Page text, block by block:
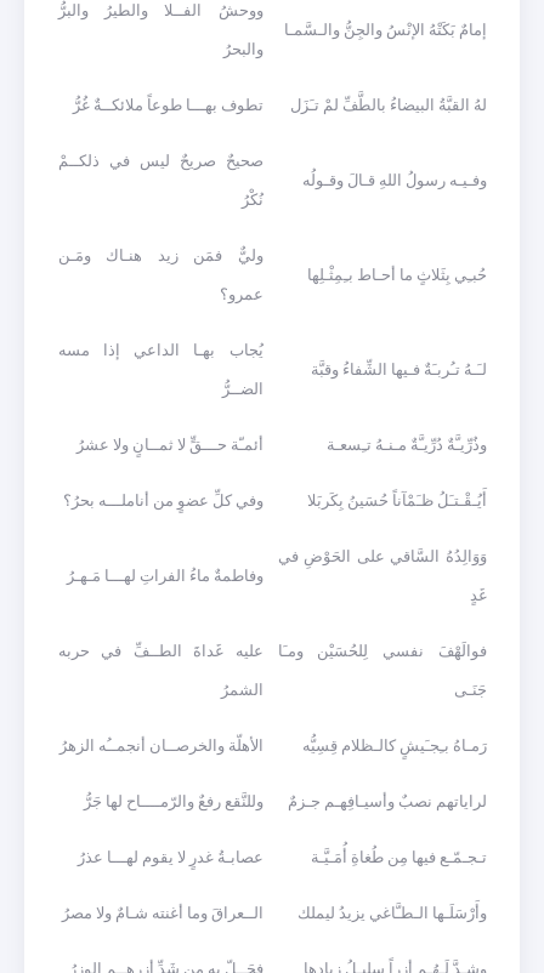
ووحشُ الفــلا والطيرُ والبرُّ
والبحرُ
إمامٌ بَكَتْهُ الإنْسُ والجِنُّ والـسَّمـا
تطوف بهـــا طوعاً ملائكــةٌ غُرُّ لهُ القبَّةُ البيضاءُ بالطَّفِّ لمْ تـَزَل
صحيحٌ صريحٌ ليس في ذلكــمْ
نُكْرُ
وفـيـه رسولُ اللهِ قـالَ وقـولُه
وليٌّ فمَن زيد هنـاك ومَـن
عمرو؟
حُبـِي بِثَلاثٍ ما أحـاط بـِمِثْـلِها
يُجاب بهـا الداعي إذا مسه
الضــرُّ
لـَـهُ تـُربـَةٌ فـيها الشِّفاءُ وقبَّة
أئمـّة حـــقٍّ لا ثمــانٍ ولا عشرُ وذُرِّيـَّةٌ دُرِّيـَّةٌ مـنـهُ تـِسعـة
وفي كلِّ عضوٍ من أناملـــه بحرُ؟ أَيُـقْـتـَلُ ظـَمْآناً حُسَينُ بِكَربَلا
وفاطمةٌ ماءُ الفراتِ لهـــا مَـهـرُ
وَوَالِدُهُ السَّاقي على الحَوْضِ في
غَدٍ
عليه غَداةَ الطــفِّ في حربه
الشمرُ
فوالَهْفَ نفسي لِلحُسَيْن ومـَا
جَنَـى
الأهلّة والخرصــان أنجمــُه الزهرُ رَمـاهُ بـِجـَيشٍ كالـظلام قِسِيُّه
وللنَّقع رفعٌ والرّمــــاح لها جَرُّ لراياتهم نصبٌ وأسيـافِهـم جـزمٌ
عصابـةُ غدرٍ لا يقوم لهـــا عذرُ تـجـمّـع فيها مِن طُغاةِ أُمَـيَّـة
الــعراقَ وما أغنته شـامٌ ولا مصرُ وأَرْسَلَـها الـطـَّاغي يزيدُ ليملك
فحَــلّ به من شَدِّ أزرهــم الوزرُ وشـدَّ لَـهُـم أزراً سليـلُ زيادِها